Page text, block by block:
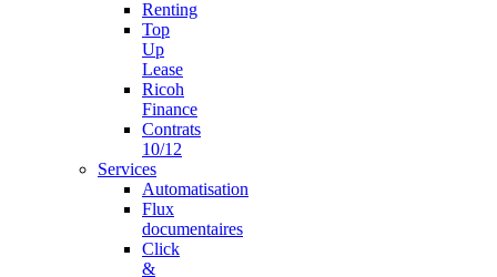
Renting
Top
Up
Lease
Ricoh
Finance
Contrats
10/12
Services
Automatisation
Flux
documentaires
Click
&